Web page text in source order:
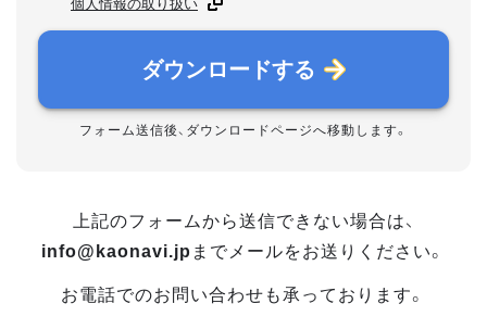
個人情報の取り扱い
ダウンロードする
フォーム送信後、ダウンロードページへ移動します。
上記のフォームから送信できない場合は、
info@kaonavi.jp までメールをお送りください。
お電話でのお問い合わせも承っております。